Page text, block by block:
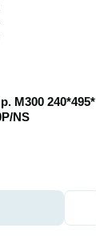
M300 240*495*
NS